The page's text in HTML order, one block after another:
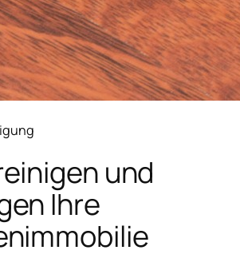
und
Ihre